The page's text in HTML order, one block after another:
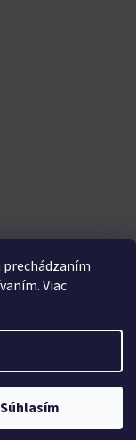
Viac
Súhlasím
. Všetky práva